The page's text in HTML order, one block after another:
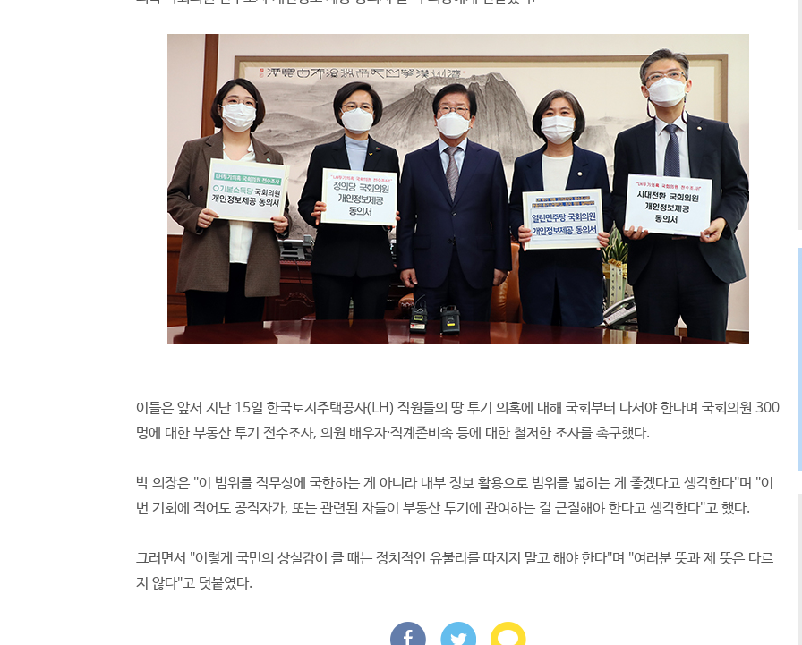
이들은 앞서 지난 15일 한국토지주택공사(LH) 직원들의 땅 투기 의혹에 대해 국회부터 나서야 한다며 국회의원 300
명에 대한 부동산 투기 전수조사, 의원 배우자·직계존비속 등에 대한 철저한 조사를 촉구했다.
박 의장은 "이 범위를 직무상에 국한하는 게 아니라 내부 정보 활용으로 범위를 넓히는 게 좋겠다고 생각한다"며 "이
번 기회에 적어도 공직자가, 또는 관련된 자들이 부동산 투기에 관여하는 걸 근절해야 한다고 생각한다"고 했다.
그러면서 "이렇게 국민의 상실감이 클 때는 정치적인 유불리를 따지지 말고 해야 한다"며 "여러분 뜻과 제 뜻은 다르
지 않다"고 덧붙였다.